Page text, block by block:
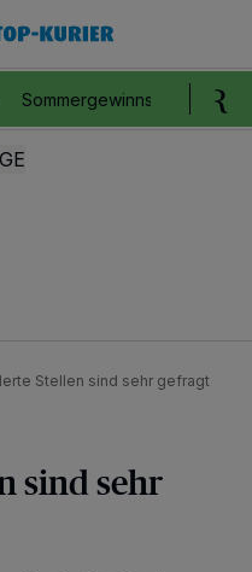
Sommergewinnspiel
Stellen sind sehr gefragt
sind sehr